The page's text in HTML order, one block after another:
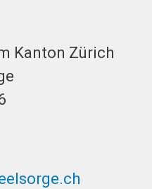
Kanton Zürich